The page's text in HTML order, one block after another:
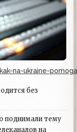
na-ukraine-
без
поднимали тему
на